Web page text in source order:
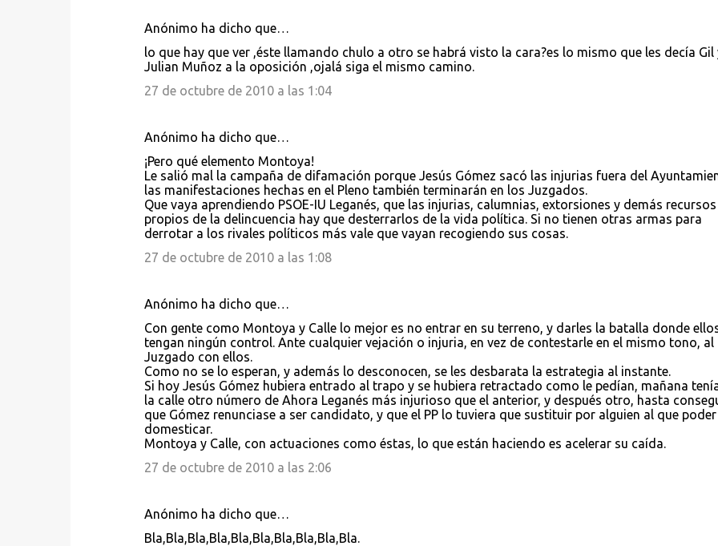
Anónimo ha dicho que…
lo que hay que ver ,éste llamando chulo a otro se habrá visto la cara?es lo mismo que les decía Gil
Julian Muñoz a la oposición ,ojalá siga el mismo camino.
27 de octubre de 2010 a las 1:04
Anónimo ha dicho que…
¡Pero qué elemento Montoya!
Le salió mal la campaña de difamación porque Jesús Gómez sacó las injurias fuera del
las manifestaciones hechas en el Pleno también terminarán en los Juzgados.
Que vaya aprendiendo PSOE-IU Leganés, que las injurias, calumnias, extorsiones y demás recursos
propios de la delincuencia hay que desterrarlos de la vida política. Si no tienen otras armas para
derrotar a los rivales políticos más vale que vayan recogiendo sus cosas.
27 de octubre de 2010 a las 1:08
Anónimo ha dicho que…
Con gente como Montoya y Calle lo mejor es no entrar en su terreno, y darles la batalla donde
tengan ningún control. Ante cualquier vejación o injuria, en vez de contestarle en el mismo tono, al
Juzgado con ellos.
Como no se lo esperan, y además lo desconocen, se les desbarata la estrategia al instante.
Si hoy Jesús Gómez hubiera entrado al trapo y se hubiera retractado como le pedían, mañana
la calle otro número de Ahora Leganés más injurioso que el anterior, y después otro, hasta
que Gómez renunciase a ser candidato, y que el PP lo tuviera que sustituir por alguien al que poder
domesticar.
Montoya y Calle, con actuaciones como éstas, lo que están haciendo es acelerar su caída.
27 de octubre de 2010 a las 2:06
Anónimo ha dicho que…
Bla,Bla,Bla,Bla,Bla,Bla,Bla,Bla,Bla,Bla.